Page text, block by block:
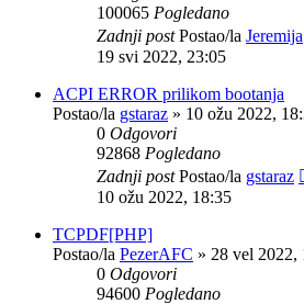
100065 Pogledano
Zadnji postPostao/la Jeremija
19 svi 2022, 23:05
ACPI ERROR prilikom bootanja
Postao/la gstaraz » 10 ožu 2022,
0 Odgovori
92868 Pogledano
Zadnji postPostao/la gstaraz
10 ožu 2022, 18:35
TCPDF[PHP]
Postao/la PezerAFC » 28 vel 2022,
0 Odgovori
94600 Pogledano